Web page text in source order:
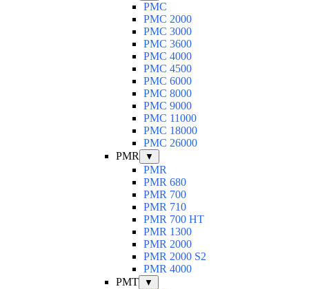
PMC
PMC 2000
PMC 3000
PMC 3600
PMC 4000
PMC 4500
PMC 6000
PMC 8000
PMC 9000
PMC 11000
PMC 18000
PMC 26000
PMR
▼
PMR
PMR 680
PMR 700
PMR 710
PMR 700 HT
PMR 1300
PMR 2000
PMR 2000 S2
PMR 4000
PMT
▼